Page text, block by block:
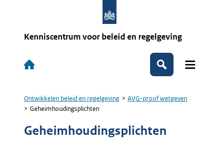
Kenniscentrum voor beleid en regelgeving
Hoofdnavigatie
Zoeken
Kruimelpad
Ontwikkelen beleid en regelgeving
AVG-proof wetgeven
Geheimhoudingsplichten
Geheimhoudingsplichten